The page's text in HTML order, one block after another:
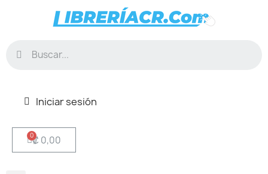
Iniciar sesión
₡ 0,00